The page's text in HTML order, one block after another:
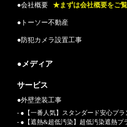
●会社概要 ★まずは会社概要をご
●トーソー不動産
●防犯カメラ設置工事
●メディア
サービス
●外壁塗装工事
- ●【一番人気】スタンダード安心プラ
- ●【遮熱&超低汚染】超低汚染遮熱プ